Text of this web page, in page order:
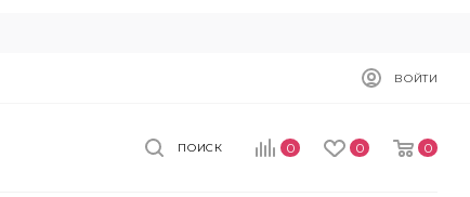
ВОЙТИ
0 0 0
ПОИСК